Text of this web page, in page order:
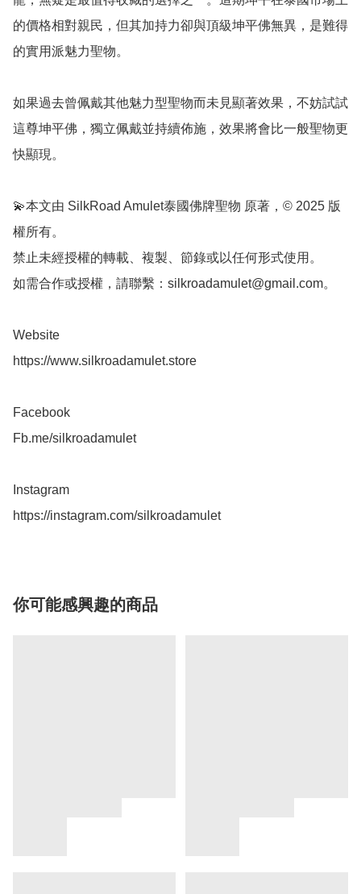
的價格相對親民，但其加持力卻與頂級坤平佛無異，是難得
的實用派魅力聖物。
如果過去曾佩戴其他魅力型聖物而未見顯著效果，不妨試試
這尊坤平佛，獨立佩戴並持續佈施，效果將會比一般聖物更
快顯現。
💫本文由 SilkRoad Amulet泰國佛牌聖物 原著，© 2025 版
權所有。
禁止未經授權的轉載、複製、節錄或以任何形式使用。
如需合作或授權，請聯繫： silkroadamulet@gmail.com。
Website
https://www.silkroadamulet.store
Facebook
Fb.me/silkroadamulet
Instagram
https://instagram.com/silkroadamulet
你可能感興趣的商品